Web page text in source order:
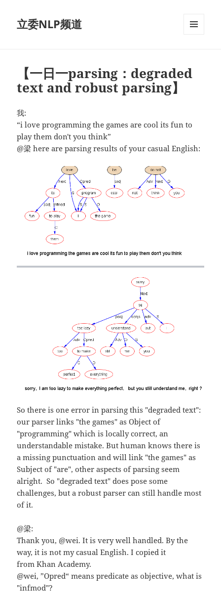
立委NLP频道
【一日一parsing：degraded
text and robust parsing】
我:
“i love programming the games are cool its fun to
play them don't you think”
@梁 here are parsing results of your casual English:
So there is one error in parsing this "degraded text":
our parser links "the games" as Object of
"programming" which is locally correct, an
understandable mistake. But human knows there is
a missing punctuation and will link "the games" as
Subject of "are", other aspects of parsing seem
alright. So "degraded text" does pose some
challenges, but a robust parser can still handle most
of it.
@梁:
Thank you, @wei. It is very well handled. By the
way, it is not my casual English. I copied it
from Khan Academy.
@wei, ”Opred“ means predicate as objective, what is
"infmod"?